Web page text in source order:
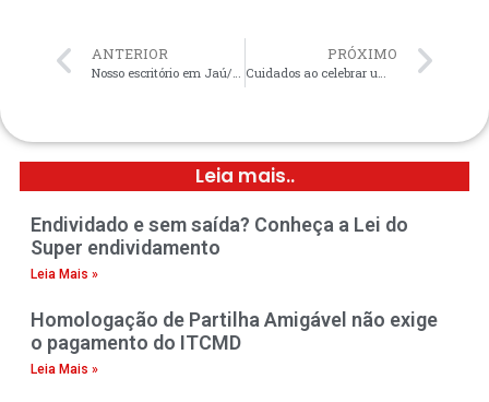
ANTERIOR
Nosso escritório em Jaú/SP
PRÓXIMO
Cuidados ao celebrar um contrato de consumo
Leia mais..
Endividado e sem saída? Conheça a Lei do
Super endividamento
Leia Mais »
Homologação de Partilha Amigável não exige
o pagamento do ITCMD
Leia Mais »